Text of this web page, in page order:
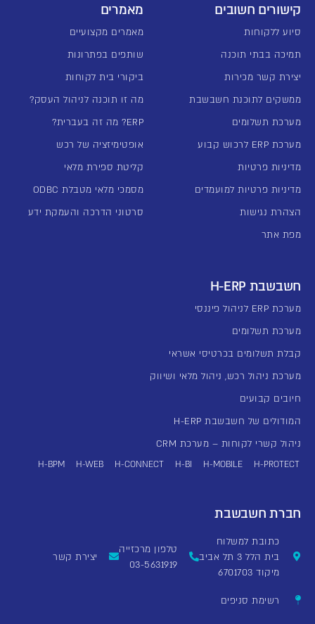
קישורים חשובים
סיוע ללקוחות
תמיכה בבתי תוכנה
יצירת קשר מכירות
ממשקים לתוכנת חשבשבת
מערכת תשלומים
מערכת ERP לרכוש קבוע
מדיניות פרטיות
מדיניות פרטיות למועמדים
הצהרת נגישות
מפת אתר
מאמרים
מאמרים מקצועיים
שותפים בפתרונות
ביקורי בית לקוחות
מה זו תוכנה לניהול העסק?
ERP? מה זה בעברית?
אופטימיזציה של רכש
קליטת ספירת מלאי
מסמכי מלאי מטבלת ODBC
סרטוני הדרכה והעמקת ידע
חשבשבת H-ERP
מערכת ERP לניהול פיננסי
מערכת תשלומים
קבלת תשלומים בכרטיסי אשראי
מערכת ניהול רכש, ניהול מלאי ושיווק
חיובים קבועים
המודולים של חשבשבת H-ERP
ניהול קשרי לקוחות – מערכת CRM
H-PROTECT
H-MOBILE
H-BI
H-CONNECT
H-WEB
H-BPM
חברת חשבשבת
כתובת למשלוח
בית הלל 3 תל אביב
מיקוד 6701703
טלפון מרכזייה
03-5631919
יצירת קשר
רשימת סניפים